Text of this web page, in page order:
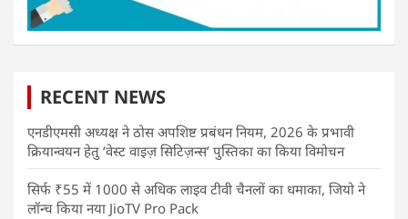
RECENT NEWS
एनडीएमसी अध्यक्ष ने ठोस अपशिष्ट प्रबंधन नियम, 2026 के प्रभावी
क्रियान्वयन हेतु ‘वेस्ट वाइज़ सिटिज़न्स’ पुस्तिका का किया विमोचन
सिर्फ ₹55 में 1000 से अधिक लाइव टीवी चैनलों का धमाका, जियो ने
लॉन्च किया नया JioTV Pro Pack